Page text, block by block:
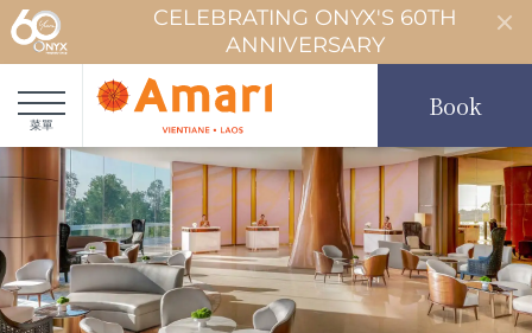
CELEBRATING ONYX'S 60TH
ANNIVERSARY
菜單
Book